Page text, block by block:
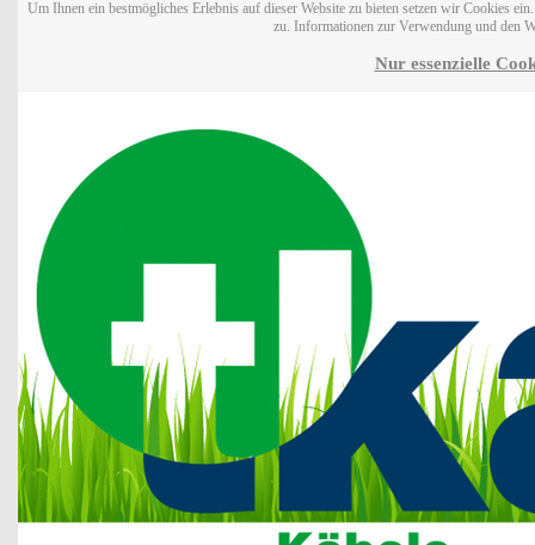
Um Ihnen ein bestmögliches Erlebnis auf dieser Website zu bieten setzen wir Cookies
zu. Informationen zur Verwendung und den
Nur essenzielle